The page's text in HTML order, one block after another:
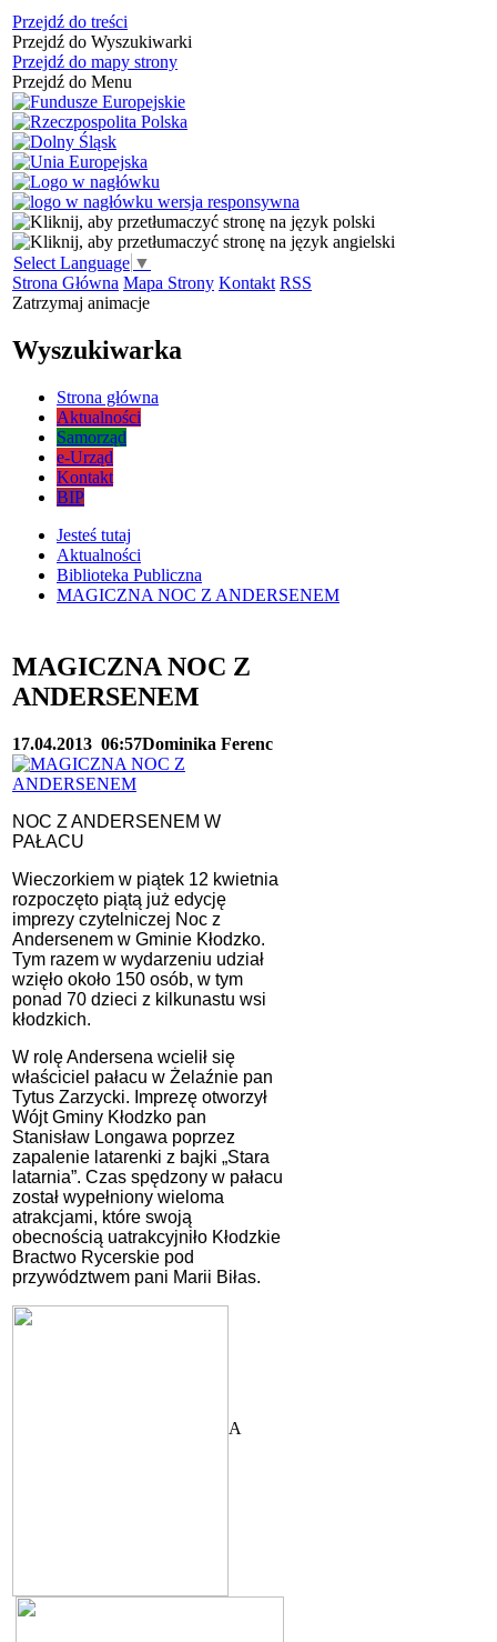
Przejdź do treści
Przejdź do Wyszukiwarki
Przejdź do mapy strony
Przejdź do Menu
Select Language ▼
Strona Główna Mapa Strony Kontakt RSS
Zatrzymaj animacje
Wyszukiwarka
Strona główna
Aktualności
Samorząd
e-Urząd
Kontakt
BIP
Jesteś tutaj
Aktualności
Biblioteka Publiczna
MAGICZNA NOC Z ANDERSENEM
MAGICZNA NOC Z
ANDERSENEM
17.04.2013 06:57Dominika Ferenc
NOC Z ANDERSENEM W
PAŁACU
Wieczorkiem w piątek 12 kwietnia
rozpoczęto piątą już edycję
imprezy czytelniczej Noc z
Andersenem w Gminie Kłodzko.
Tym razem w wydarzeniu udział
wzięło około 150 osób, w tym
ponad 70 dzieci z kilkunastu wsi
kłodzkich.
W rolę Andersena wcielił się
właściciel pałacu w Żelaźnie pan
Tytus Zarzycki. Imprezę otworzył
Wójt Gminy Kłodzko pan
Stanisław Longawa poprzez
zapalenie latarenki z bajki „Stara
latarnia”. Czas spędzony w pałacu
został wypełniony wieloma
atrakcjami, które swoją
obecnością uatrakcyjniło Kłodzkie
Bractwo Rycerskie pod
przywództwem pani Marii Biłas.
A